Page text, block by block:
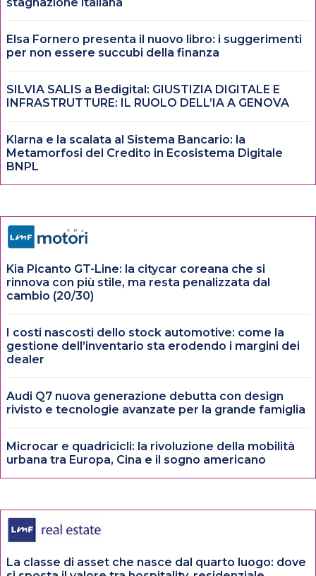
Elsa Fornero presenta il nuovo libro: i suggerimenti
per non essere succubi della finanza
SILVIA SALIS a Bedigital: GIUSTIZIA DIGITALE E
INFRASTRUTTURE: IL RUOLO DELL’IA A GENOVA
Klarna e la scalata al Sistema Bancario: la
Metamorfosi del Credito in Ecosistema Digitale
BNPL
Kia Picanto GT-Line: la citycar coreana che si
rinnova con più stile, ma resta penalizzata dal
cambio (20/30)
I costi nascosti dello stock automotive: come la
gestione dell’inventario sta erodendo i margini dei
dealer
Audi Q7 nuova generazione debutta con design
rivisto e tecnologie avanzate per la grande famiglia
Microcar e quadricicli: la rivoluzione della mobilità
urbana tra Europa, Cina e il sogno americano
La classe di asset che nasce dal quarto luogo: dove